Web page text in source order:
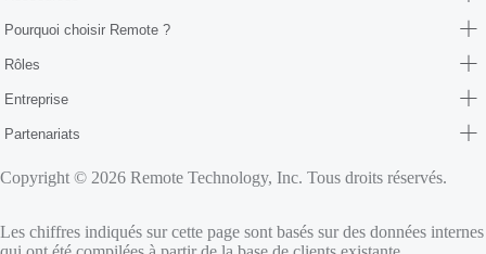
Pourquoi choisir Remote ?
Rôles
Entreprise
Partenariats
Copyright © 2026 Remote Technology, Inc. Tous droits réservés.
Les chiffres indiqués sur cette page sont basés sur des données internes